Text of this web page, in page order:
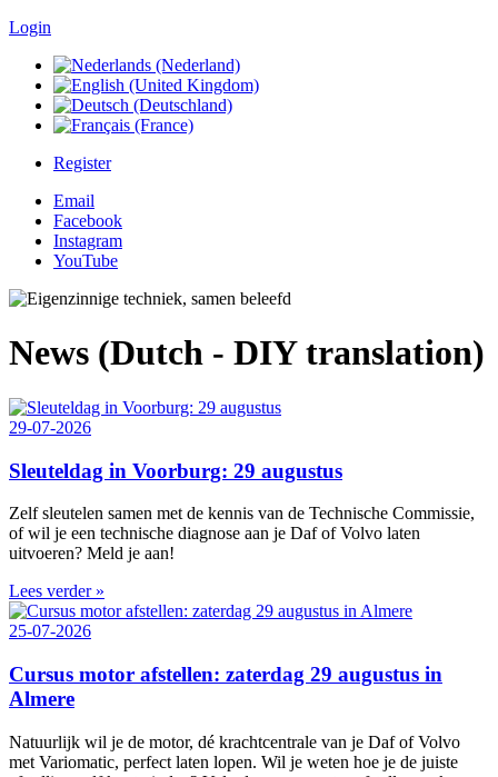
Login
Register
Email
Facebook
Instagram
YouTube
News (Dutch - DIY translation)
29-07-2026
Sleuteldag in Voorburg: 29 augustus
Zelf sleutelen samen met de kennis van de Technische Commissie,
of wil je een technische diagnose aan je Daf of Volvo laten
uitvoeren? Meld je aan!
Lees verder »
25-07-2026
Cursus motor afstellen: zaterdag 29 augustus in
Almere
Natuurlijk wil je de motor, dé krachtcentrale van je Daf of Volvo
met Variomatic, perfect laten lopen. Wil je weten hoe je de juiste